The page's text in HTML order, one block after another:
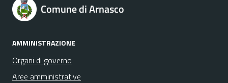
Comune di Arnasco
AMMINISTRAZIONE
Organi di governo
Aree amministrative